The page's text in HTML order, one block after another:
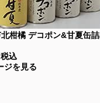
柑橘 デコポン&甘夏缶
込
ジを見る